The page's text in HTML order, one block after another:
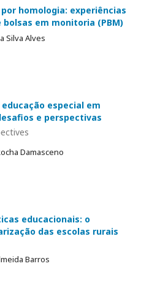
homologia: experiências
em monitoria (PBM)
Silva Alves
especial em
e perspectivas
Damasceno
educacionais: o
das escolas rurais
Barros